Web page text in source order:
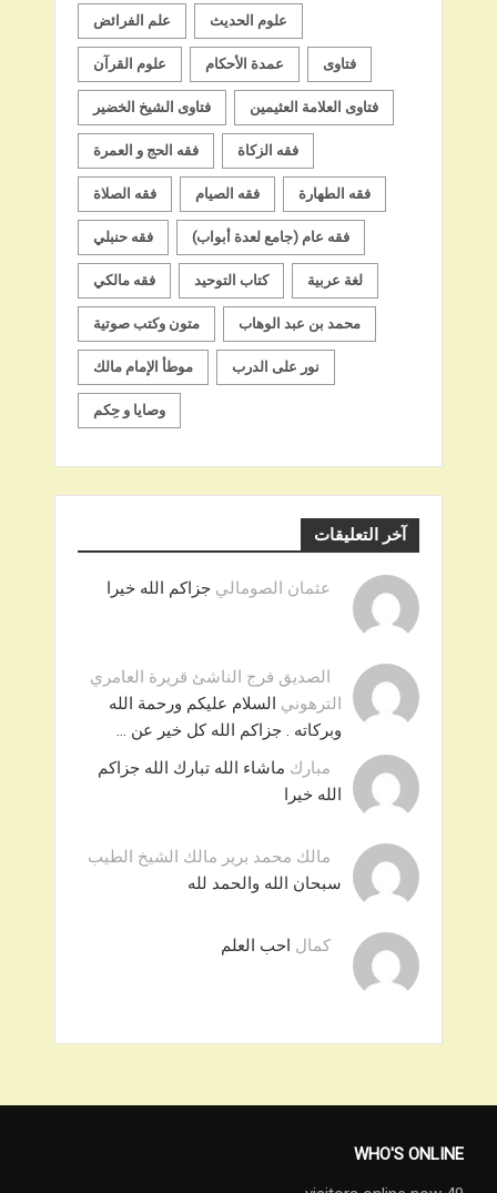
علم الفرائض علوم الحديث
علوم القرآن عمدة الأحكام فتاوى
فتاوى الشيخ الخضير فتاوى العلامة العثيمين
فقه الحج و العمرة فقه الزكاة
فقه الصلاة فقه الصيام فقه الطهارة
فقه حنبلي فقه عام (جامع لعدة أبواب)
فقه مالكي كتاب التوحيد لغة عربية
متون وكتب صوتية محمد بن عبد الوهاب
موطأ الإمام مالك نور على الدرب
وصايا و حِكم
آخر التعليقات
عثمان الصومالي جزاكم الله خيرا
الصديق فرج الناشئ قريرة العامري
الترهوني السلام عليكم ورحمة الله
وبركاته . جزاكم الله كل خير عن …
مبارك ماشاء الله تبارك الله جزاكم
الله خيرا
مالك محمد برير مالك الشيخ الطيب
سبحان الله والحمد لله
كمال احب العلم
WHO'S ONLINE